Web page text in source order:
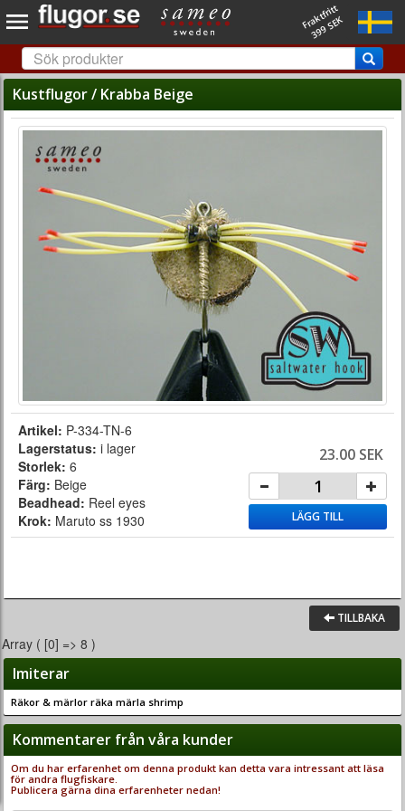
Fraktfritt
399 SEK
Kustflugor / Krabba Beige
Artikel: P-334-TN-6
Lagerstatus: i lager
Storlek: 6
Färg: Beige
Beadhead: Reel eyes
Krok: Maruto ss 1930
23.00 SEK
LÄGG TILL
TILLBAKA
Array ( [0] => 8 )
Imiterar
Räkor & märlor räka märla shrimp
Kommentarer från våra kunder
Om du har erfarenhet om denna produkt kan detta vara intressant att läsa
för andra flugfiskare.
Publicera gärna dina erfarenheter nedan!